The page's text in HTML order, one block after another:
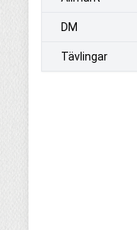
DM
Tävlingar